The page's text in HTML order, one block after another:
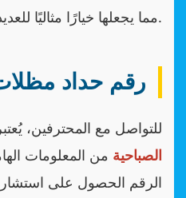
مما يجعلها خيارًا مثاليًا للعديد من العملاء.
رقم حداد
للتواصل مع المحترفين، يُعتبر
الصباحية من المعلومات
الرقم الحصول على